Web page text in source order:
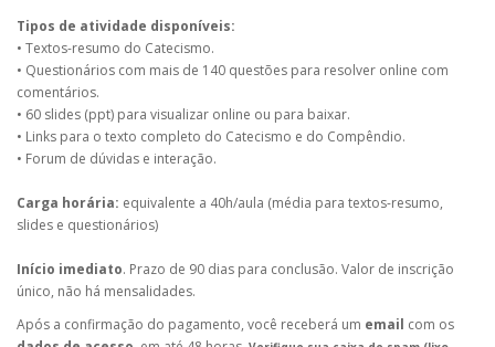
Tipos de atividade disponíveis:
• Textos-resumo do Catecismo.
• Questionários com mais de 140 questões para resolver online com
comentários.
• 60 slides (ppt) para visualizar online ou para baixar.
• Links para o texto completo do Catecismo e do Compêndio.
• Forum de dúvidas e interação.
Carga horária: equivalente a 40h/aula (média para textos-resumo,
slides e questionários)
Início imediato. Prazo de 90 dias para conclusão. Valor de inscrição
único, não há mensalidades.
Após a confirmação do pagamento, você receberá um email com os